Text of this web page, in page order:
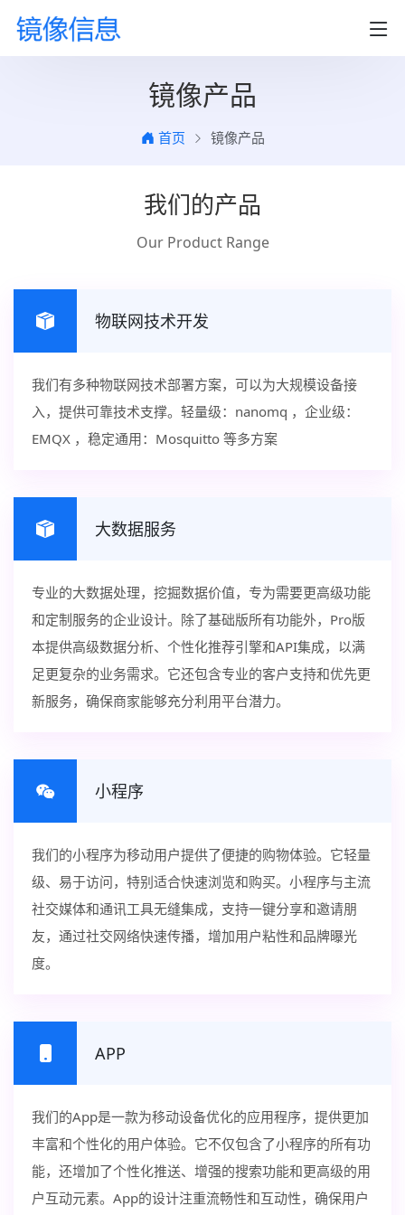
镜像产品
首页 镜像产品
我们的产品
Our Product Range
物联网技术开发
我们有多种物联网技术部署方案，可以为大规模设备接
入，提供可靠技术支撑。轻量级：nanomq ，企业级：
EMQX ，稳定通用：‌Mosquitto 等多方案
大数据服务
专业的大数据处理，挖掘数据价值，专为需要更高级功能
和定制服务的企业设计。除了基础版所有功能外，Pro版
本提供高级数据分析、个性化推荐引擎和API集成，以满
足更复杂的业务需求。它还包含专业的客户支持和优先更
新服务，确保商家能够充分利用平台潜力。
小程序
我们的小程序为移动用户提供了便捷的购物体验。它轻量
级、易于访问，特别适合快速浏览和购买。小程序与主流
社交媒体和通讯工具无缝集成，支持一键分享和邀请朋
友，通过社交网络快速传播，增加用户粘性和品牌曝光
度。
APP
我们的App是一款为移动设备优化的应用程序，提供更加
丰富和个性化的用户体验。它不仅包含了小程序的所有功
能，还增加了个性化推送、增强的搜索功能和更高级的用
户互动元素。App的设计注重流畅性和互动性，确保用户